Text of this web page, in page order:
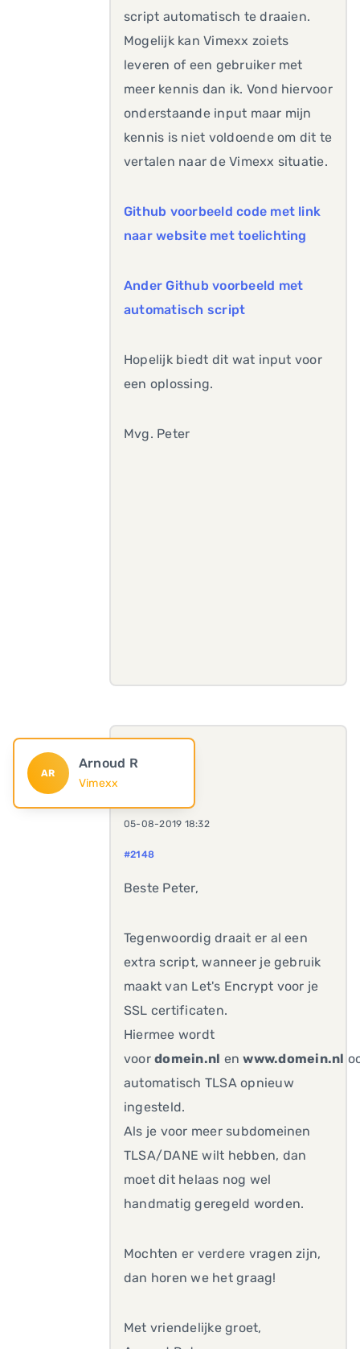
script automatisch te draaien.
Mogelijk kan Vimexx zoiets
leveren of een gebruiker met
meer kennis dan ik. Vond hiervoor
onderstaande input maar mijn
kennis is niet voldoende om dit te
vertalen naar de Vimexx situatie.
Github voorbeeld code met link
naar website met toelichting
Ander Github voorbeeld met
automatisch script
Hopelijk biedt dit wat input voor
een oplossing.
Mvg. Peter
AR
Arnoud R
Vimexx
05-08-2019 18:32
#2148
Beste Peter,
Tegenwoordig draait er al een
extra script, wanneer je gebruik
maakt van Let's Encrypt voor je
SSL certificaten.
Hiermee wordt
voordomein.nl enwww.domein.nl
automatisch TLSA opnieuw
ingesteld.
Als je voor meer subdomeinen
TLSA/DANE wilt hebben, dan
moet dit helaas nog wel
handmatig geregeld worden.
Mochten er verdere vragen zijn,
dan horen we het graag!
Met vriendelijke groet,